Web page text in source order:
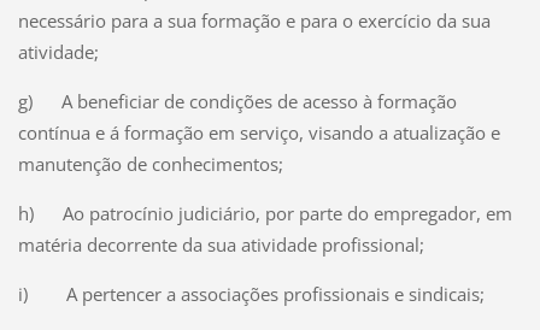
necessário para a sua formação e para o exercício da sua
atividade;
g) A beneficiar de condições de acesso à formação
contínua e á formação em serviço, visando a atualização e
manutenção de conhecimentos;
h) Ao patrocínio judiciário, por parte do empregador, em
matéria decorrente da sua atividade profissional;
i) A pertencer a associações profissionais e sindicais;